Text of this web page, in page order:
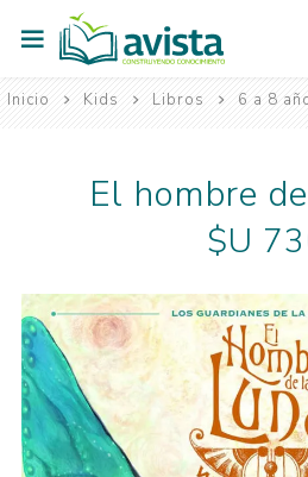
Inicio Kids Libros 6 a 8
El hombre
$U